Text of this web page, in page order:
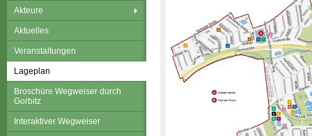
Akteure
Aktuelles
Veranstaltungen
Lageplan
Broschüre Wegweiser durch
Gorbitz
Interaktiver Wegweiser